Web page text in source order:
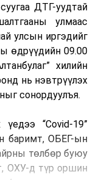
ДТГ-уудтай
улмаас
улсын иргэдийг
өдрүүдийн 09.00
хилийн
нь нэвтрүүлэх
сонордуулъя.
“Covid-19”
баримт, ОБЕГ-ын
төлбөр буюу
ОХУ-д түр оршин